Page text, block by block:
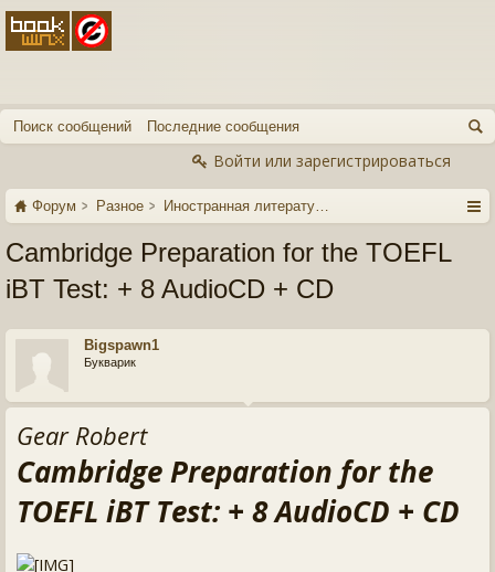
Поиск сообщений Последние сообщения
Войти или зарегистрироваться
Форум Разное Иностранная литература
Cambridge Preparation for the TOEFL
iBT Test: + 8 AudioCD + CD
Bigspawn1
Букварик
Gear Robert
Cambridge Preparation for the
TOEFL iBT Test: + 8 AudioCD + CD